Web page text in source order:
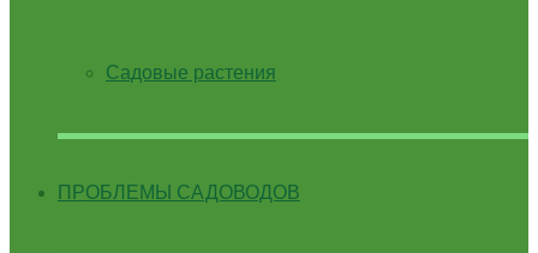
Садовые растения
ПРОБЛЕМЫ САДОВОДОВ